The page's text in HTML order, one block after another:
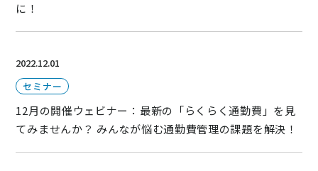
に！
2022.12.01
セミナー
12月の開催ウェビナー：最新の「らくらく通勤費」を見
てみませんか？ みんなが悩む通勤費管理の課題を解決！